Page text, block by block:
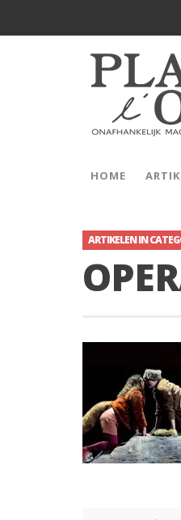
HOME
ARTIKELEN IN